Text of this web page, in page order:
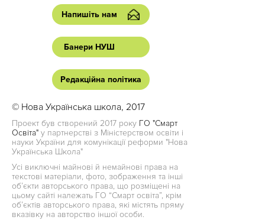
Напишіть нам
Банери НУШ
Редакційна політика
© Нова Українська школа, 2017
Проект був створений 2017 року ГО "Смарт
Освіта" у партнерстві з Міністерством освіти і
науки України для комунікації реформи "Нова
Українська Школа"
Усі виключні майнові й немайнові права на
текстові матеріали, фото, зображення та інші
об’єкти авторського права, що розміщені на
цьому сайті належать ГО “Смарт освіта”, крім
об’єктів авторського права, які містять пряму
вказівку на авторство іншої особи.